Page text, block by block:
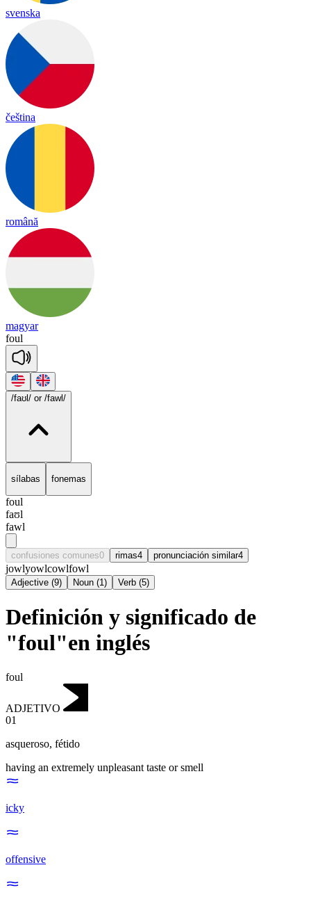
svenska
čeština
română
magyar
foul
/faʊl/ or /fawl/
sílabas fonemas
foul
faʊl
fawl
confusiones comunes0 rimas4 pronunciación similar4
jowlyowlcowlfowl
Adjective (9) Noun (1) Verb (5)
Definición y significado de
"foul"en inglés
foul
ADJETIVO
01
asqueroso, fétido
having an extremely unpleasant taste or smell
icky
offensive